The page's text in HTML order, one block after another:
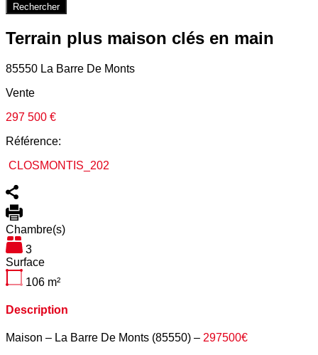
Rechercher
Terrain plus maison clés en main
85550 La Barre De Monts
Vente
297 500 €
Référence:
CLOSMONTIS_202
Chambre(s)
3
Surface
106 m²
Description
Maison – La Barre De Monts (85550) – 297500€